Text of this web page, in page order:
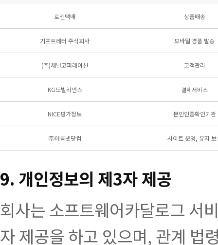
로젠택배 상품배송
기프트레터 주식회사 모바일 경품 발송
(주)채널코퍼레이션 고객관리
KG모빌리언스 결제서비스
NICE평가정보 본인인증확인기관
㈜아름넷닷컴 사이트 운영, 유지 보
9. 개인정보의 제3자 제공
회사는 소프트웨어카달로그 서
자 제공을 하고 있으며, 관계 법